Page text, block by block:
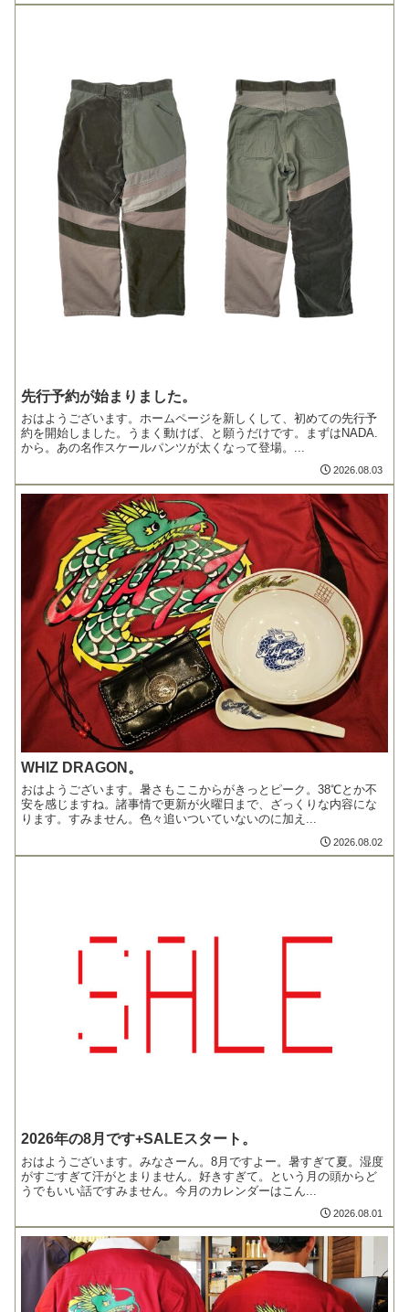
先行予約が始まりました。
おはようございます。ホームページを新しくして、初めての先行予
約を開始しました。うまく動けば、と願うだけです。まずはNADA.
から。あの名作スケールパンツが太くなって登場。...
2026.08.03
WHIZ DRAGON。
おはようございます。暑さもここからがきっとピーク。38℃とか不
安を感じますね。諸事情で更新が火曜日まで、ざっくりな内容にな
ります。すみません。色々追いついていないのに加え...
2026.08.02
2026年の8月です+SALEスタート。
おはようございます。みなさーん。8月ですよー。暑すぎて夏。湿度
がすごすぎて汗がとまりません。好きすぎて。という月の頭からど
うでもいい話ですみません。今月のカレンダーはこん...
2026.08.01